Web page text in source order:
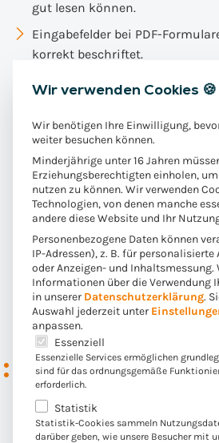
gut lesen können.
Eingabefelder bei PDF-
korrekt beschriftet.
Unabhängig von den technischen
kommt hinzu: Das BFSG fordert
Barrierefreiheit, was gerade bei
Versicherungsdokumenten eine
Versicherungen müssen auf
klare Erklärungen bieten, um die
verständlich zu machen. Darüber
barrierefreie PDFs ein
Screenreadern und anderen
tatsächliche Zugänglichkeit zu
zeit- und ressourcenintensiv sein
eigentlichen Alltagsgeschäft zu
Wie alsovorgehen
Dokumente nach
Standard zu
Wir verwenden Cookies 🍪
Wir benötigen Ihre Einwilligung,
weiter besuchen können.
Minderjährige unter 16 Jahren
Erziehungsberechtigten einholen,
nutzen zu können. Wir verwenden
Technologien, von denen manche
andere diese Website und Ihr
Personenbezogene Daten können
IP-Adressen), z. B. für
oder Anzeigen- und Inhaltsmessung.
Informationen über die Verwendung
in unserer Datenschutzerklärung.
Auswahl jederzeit unter
anpassen.
Es folgt eine Liste der
Essenziell
Essenzielle Services ermöglichen
sind für das ordnungsgemäße
erforderlich.
Statistik
Statistik-Cookies sammeln
darüber geben, wie unsere Besucher mit